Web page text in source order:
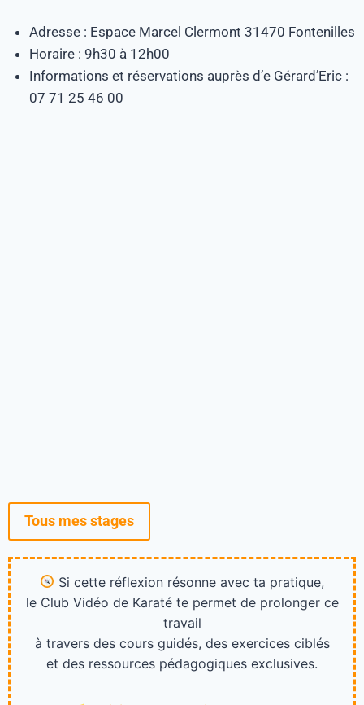
Adresse : Espace Marcel Clermont 31470 Fontenilles
Horaire : 9h30 à 12h00
Informations et réservations auprès d’e Gérard’Eric :
07 71 25 46 00
Tous mes stages
Si cette réflexion résonne avec ta pratique,
le Club Vidéo de Karaté te permet de prolonger ce
travail
à travers des cours guidés, des exercices ciblés
et des ressources pédagogiques exclusives.